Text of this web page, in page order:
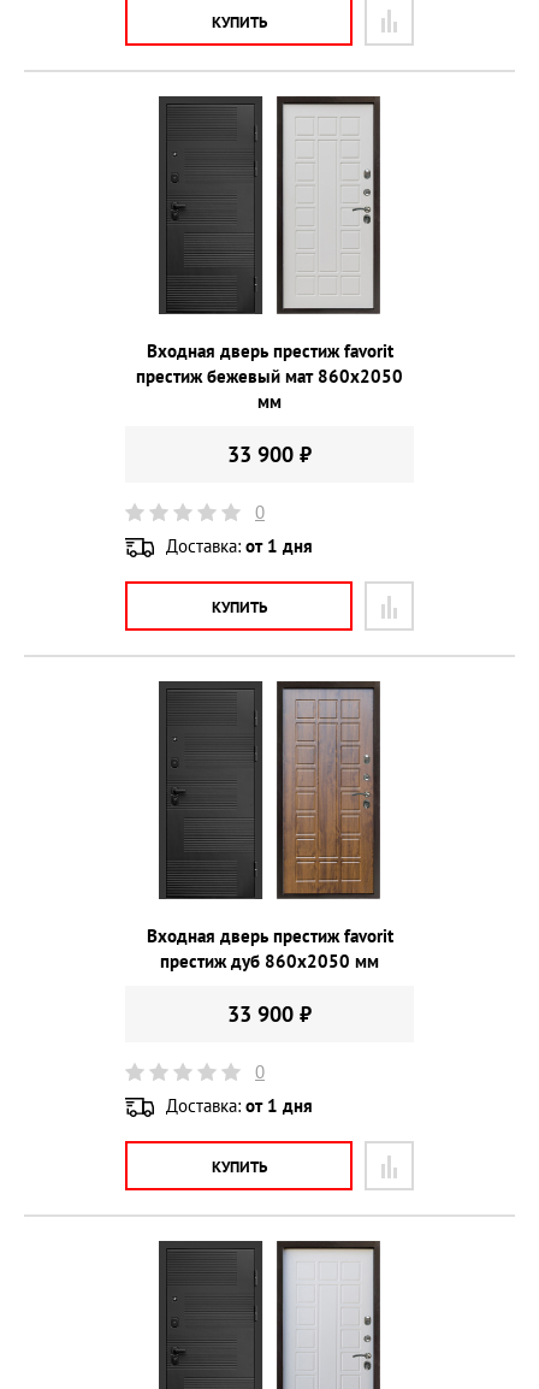
КУПИТЬ
Входная дверь престиж favorit
престиж бежевый мат 860х2050
мм
33 900 ₽
0
Доставка: от 1 дня
КУПИТЬ
Входная дверь престиж favorit
престиж дуб 860х2050 мм
33 900 ₽
0
Доставка: от 1 дня
КУПИТЬ